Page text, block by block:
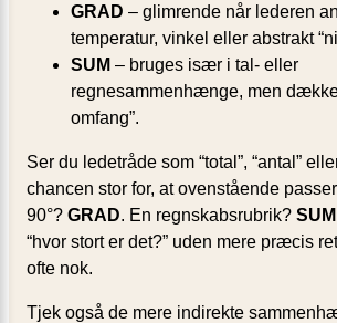
GRAD – glimrende når lederen
temperatur, vinkel eller abstrakt
SUM – bruges især i tal- eller
regnesammenhænge, men
omfang”.
Ser du ledetråde som “total”, “antal”
chancen stor for, at ovenstående
90°? GRAD. En regnskabsrubrik? SUM
“hvor stort er det?” uden mere præcis
ofte nok.
Tjek også de mere indirekte